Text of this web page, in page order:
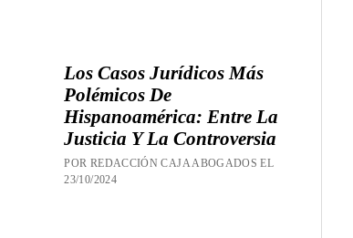
Los Casos Jurídicos Más
Polémicos De
Hispanoamérica: Entre La
Justicia Y La Controversia
POR REDACCIÓN CAJA ABOGADOS EL
23/10/2024